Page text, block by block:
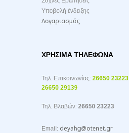
Υποβολή ένδειξης
Λογαριασμός
ΧΡΉΣΙΜΑ ΤΗΛΈΦΩΝΑ
Τηλ. Επικοινωνίας: 26650 23223
26650 29139
Τηλ. Βλαβών: 26650 23223
Email: deyahg@otenet.gr